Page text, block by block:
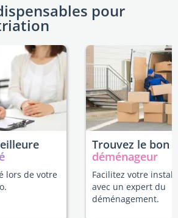
pour
lors de votre
Trouvez le bon
déménageur
Facilitez votre
avec un expert du
déménagement.